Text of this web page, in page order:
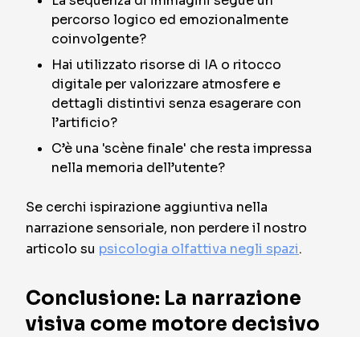
percorso logico ed emozionalmente
coinvolgente?
Hai utilizzato risorse di IA o ritocco
digitale per valorizzare atmosfere e
dettagli distintivi senza esagerare con
l’artificio?
C’è una 'scène finale' che resta impressa
nella memoria dell’utente?
Se cerchi ispirazione aggiuntiva nella
narrazione sensoriale, non perdere il nostro
articolo su psicologia olfattiva negli spazi.
Conclusione: La narrazione
visiva come motore decisivo